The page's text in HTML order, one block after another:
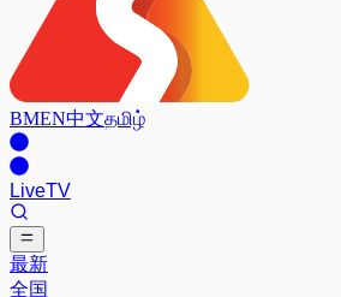
BMEN中文தமிழ்
LiveTV
最新
全国